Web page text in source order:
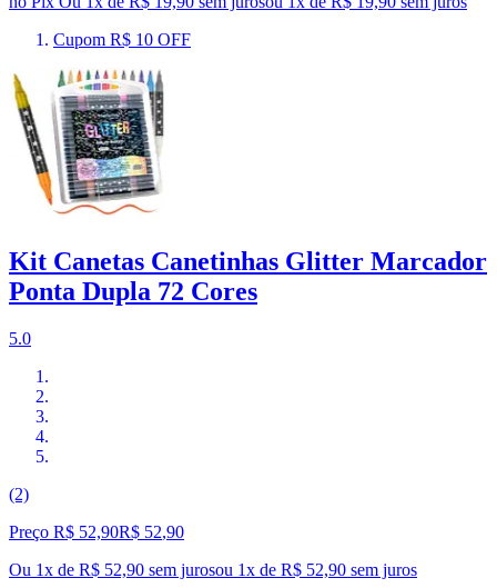
Cupom R$ 10 OFF
Kit Canetas Canetinhas Glitter Marcador
Ponta Dupla 72 Cores
5.0
(2)
Preço R$ 52,90R$ 52,90
Ou 1x de R$ 52,90 sem jurosou 1x de R$ 52,90 sem juros